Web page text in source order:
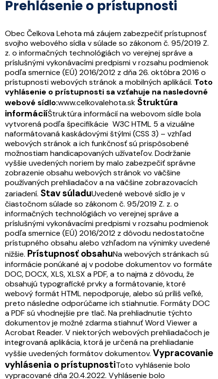
Prehlásenie o prístupnosti
Obec Čelkova Lehota má záujem zabezpečiť prístupnosť
svojho webového sídla v súlade so zákonom č. 95/2019 Z.
z. o informačných technológiách vo verejnej správe a
príslušnými vykonávacími predpismi v rozsahu podmienok
podľa smernice (EÚ) 2016/2012 z dňa 26. októbra 2016 o
prístupnosti webových stránok a mobilných aplikácií. Toto
vyhlásenie o prístupnosti sa vzťahuje na nasledovné
webové sídlo:www.celkovalehota.skŠtruktúra
informáciíŠtruktúra informácií na webovom sídle bola
vytvorená podľa špecifikácie W3C HTML 5 a vizuálne
naformátovaná kaskádovými štýlmi (CSS 3) – vzhľad
webových stránok a ich funkčnosť sú prispôsobené
možnostiam handicapovaných užívateľov. Dodržanie
vyššie uvedených noriem by malo zabezpečiť správne
zobrazenie obsahu webových stránok vo väčšine
používaných prehliadačov a na väčšine zobrazovacích
zariadení. Stav súladuUvedené webové sídlo je v
čiastočnom súlade so zákonom č. 95/2019 Z. z. o
informačných technológiách vo verejnej správe a
príslušnými vykonávacími predpismi v rozsahu podmienok
podľa smernice (EÚ) 2016/2012 z dôvodu nedostatočne
prístupného obsahu alebo vzhľadom na výnimky uvedené
nižšie. Prístupnosť obsahuNa webových stránkach sú
informácie ponúkané aj v podobe dokumentov vo formáte
DOC, DOCX, XLS, XLSX a PDF, a to najmä z dôvodu, že
obsahujú typografické prvky a formátovanie, ktoré
webový formát HTML nepodporuje, alebo sú príliš veľké,
preto následne odporúčame ich stiahnutie. Formáty DOC
a PDF sú vhodnejšie pre tlač. Na prehliadnutie týchto
dokumentov je možné zdarma stiahnuť Word Viewer a
Acrobat Reader. V niektorých webových prehliadačoch je
integrovaná aplikácia, ktorá je určená na prehliadanie
vyššie uvedených formátov dokumentov. Vypracovanie
vyhlásenia o prístupnostiToto vyhlásenie bolo
vypracované dňa 20.4.2022. Vyhlásenie bolo